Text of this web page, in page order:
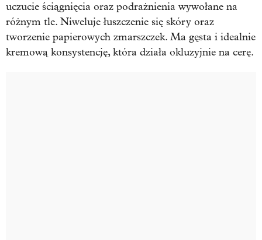
uczucie ściągnięcia oraz podrażnienia wywołane na
różnym tle. Niweluje łuszczenie się skóry oraz
tworzenie papierowych zmarszczek. Ma gęsta i idealnie
kremową konsystencję, która działa okluzyjnie na cerę.